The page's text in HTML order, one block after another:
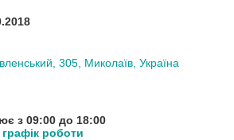
305, Миколаїв, Україна
з 09:00 до 18:00
роботи